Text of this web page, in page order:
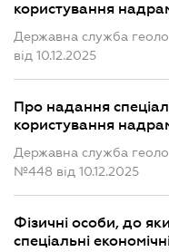
користування
Державна служба
від 10.12.2025
Про надання
користування
Державна служба
№448 від 10.12.2025
Фізичні особи, до
спеціальні